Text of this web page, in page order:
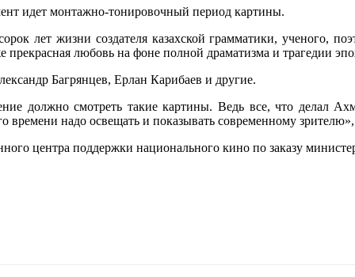
идет монтажно-тонировочный период картины.
лет жизни создателя казахской грамматики, ученого,
любовь на фоне полной драматизма и трагедии
Багрянцев, Ерлан Карибаев и другие.
должно смотреть такие картины. Ведь все, что делал
времени надо освещать и показывать современному
центра поддержки национального кино по заказу